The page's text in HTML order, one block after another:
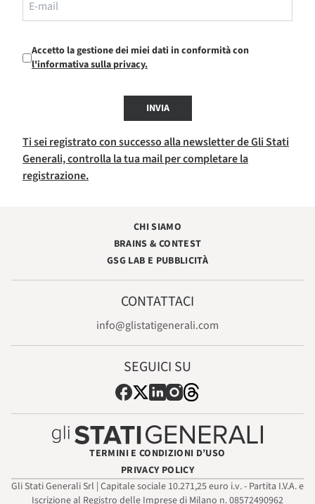
Accetto la gestione dei miei dati in conformità con
l'informativa sulla privacy.
INVIA
Ti sei registrato con successo alla newsletter de Gli Stati
Generali, controlla la tua mail per completare la
registrazione.
CHI SIAMO
BRAINS & CONTEST
GSG LAB E PUBBLICITÀ
CONTATTACI
info@glistatigenerali.com
SEGUICI SU
TERMINI E CONDIZIONI D’USO
PRIVACY POLICY
Gli Stati Generali Srl | Capitale sociale 10.271,25 euro i.v. - Partita I.V.A. e
Iscrizione al Registro delle Imprese di Milano n. 08572490962